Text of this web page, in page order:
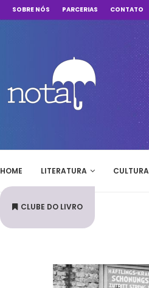
SOBRE NÓS PARCERIAS CONTATO
HOME LITERATURA CULTURA
CLUBE DO LIVRO